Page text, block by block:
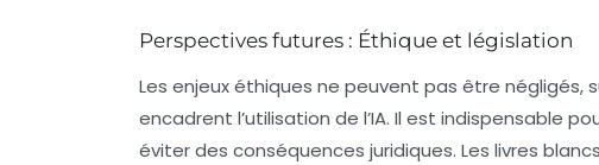
Perspectives futures : Éthique et législation
Les enjeux éthiques ne peuvent pas être négligés,
encadrent l’utilisation de l’IA. Il est indispensable
éviter des conséquences juridiques. Les livres